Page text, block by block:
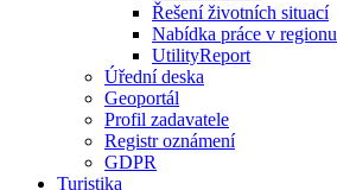
Řešení životních situací
Nabídka práce v regionu
UtilityReport
Úřední deska
Geoportál
Profil zadavatele
Registr oznámení
GDPR
Turistika